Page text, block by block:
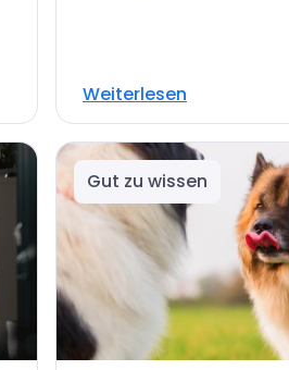
Weiterlesen
Gut zu wissen